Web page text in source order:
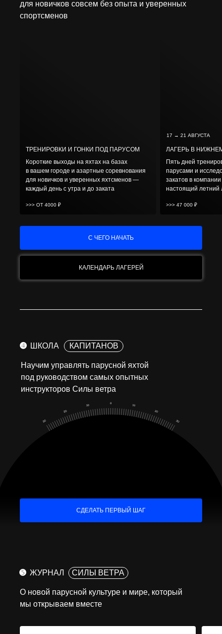
для новичков совсем без опыта и уверенных
спортсменов
>>> 47 000 ₽
Пять дней
парусами и
закатов в
настоящий летний
ЛАГЕРЬ В
17 → 21 АВГУСТА
>>> ОТ 4000 ₽
Короткие выходы на яхтах на базах
в вашем городе и азартные соревнования
для новичков и уверенных яхтсменов —
каждый день с утра и до заката
ТРЕНИРОВКИ И ГОНКИ ПОД ПАРУСОМ
КАЛЕНДАРЬ ЛАГЕРЕЙ
С ЧЕГО НАЧАТЬ
➍ ШКОЛА КАПИТАНОВ
Научим управлять парусной яхтой
под руководством самых опытных
инструкторов Силы ветра
СДЕЛАТЬ ПЕРВЫЙ ШАГ
➎ ЖУРНАЛ СИЛЫ ВЕТРА
О новой парусной культуре и мире, который
мы открываем вместе